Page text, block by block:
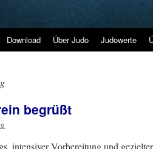
Download Über Judo Judowerte
begrüßt
intensiver Vorbereitung und